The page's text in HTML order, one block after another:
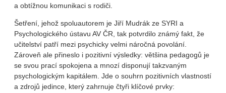
a obtížnou komunikaci s rodiči.
Šetření, jehož spoluautorem je Jiří Mudrák ze SYRI a
Psychologického ústavu AV ČR, tak potvrdilo známý fakt, že
učitelství patří mezi psychicky velmi náročná povolání.
Zároveň ale přineslo i pozitivní výsledky: většina pedagogů je
se svou prací spokojena a mnozí disponují takzvaným
psychologickým kapitálem. Jde o souhrn pozitivních vlastností
a zdrojů jedince, který zahrnuje čtyři klíčové prvky: